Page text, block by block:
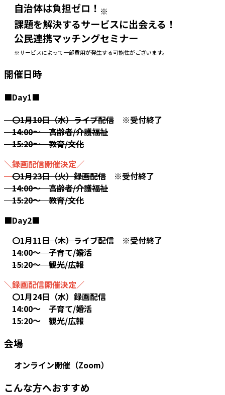
自治体は負担ゼロ！ ※
課題を解決するサービスに出会える！
公民連携マッチングセミナー
※サービスによって一部費用が発生する可能性がございます。
開催日時
■Day1■
〇1月10日（水）ライブ配信 ※受付終了
14:00～ 高齢者/介護福祉
15:20～ 教育/文化
＼録画配信開催決定／
〇1月23日（火）録画配信 ※受付終了
14:00～ 高齢者/介護福祉
15:20～ 教育/文化
■Day2■
〇1月11日（木）ライブ配信 ※受付終了
14:00～ 子育て/婚活
15:20～ 観光/広報
＼録画配信開催決定／
〇1月24日（水）録画配信
14:00～ 子育て/婚活
15:20～ 観光/広報
会場
オンライン開催（Zoom）
こんな方へおすすめ